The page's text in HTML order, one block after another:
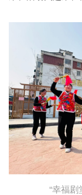
提升资源库
科研创新
服务管理平台
文化产业
统计分析
电影
服务
责任编
“幸福剧堂